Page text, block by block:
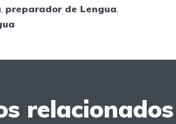
, preparador de Lengua,
relacionados